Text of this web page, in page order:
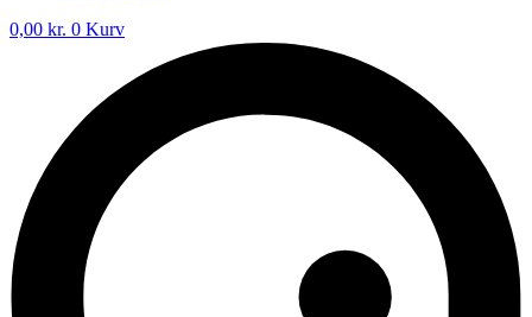
0,00 kr. 0 Kurv